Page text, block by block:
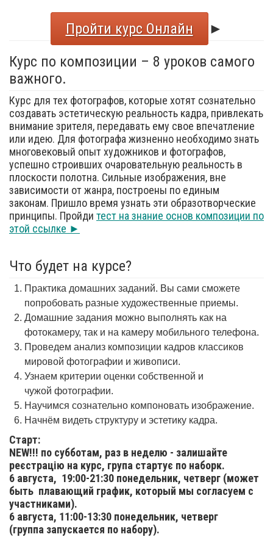
Пройти курс Онлайн
►
Курс по композиции – 8 уроков самого
важного.
Курс для тех фотографов, которые хотят сознательно
создавать эстетическую реальность кадра, привлекать
внимание зрителя, передавать ему свое впечатление
или идею. Для фотографа жизненно необходимо знать
многовековый опыт художников и фотографов,
успешно строивших очаровательную реальность в
плоскости полотна. Сильные изображения, вне
зависимости от жанра, построены по единым
законам. Пришло время узнать эти образотворческие
принципы. Пройди тест на знание основ композиции по
этой ссылке ►
Что будет на курсе?
Практика домашних заданий. Вы сами сможете
попробовать разные художественные приемы.
Домашние задания можно выполнять как на
фотокамеру, так и на камеру мобильного телефона.
Проведем анализ композиции кадров классиков
мировой фотографии и живописи.
Узнаем критерии оценки собственной и
чужой фотографии.
Научимся сознательно компоновать изображение.
Начнём видеть структуру и эстетику кадра.
Старт:
NEW!!! по субботам, раз в неделю - залишайте
реєстрацію на курс, група стартує по наборк.
6 августа, 19:00-21:30 понедельник, четверг (может
быть плавающий график, который мы согласуем с
участниками).
6 августа, 11:00-13:30 понедельник, четверг
(группа запускается по набору).